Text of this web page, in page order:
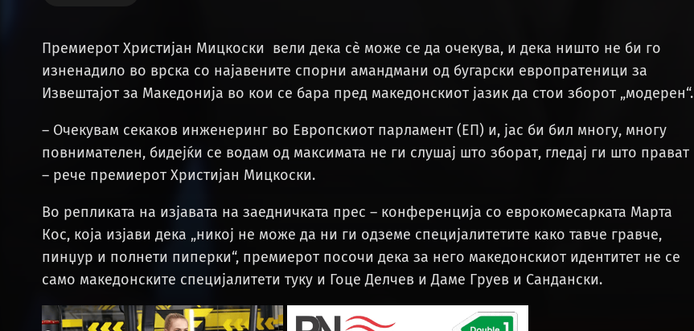
Премиерот Христијан Мицкоски вели дека сè може се да очекува, и дека ништо не би го
изненадило во врска со најавените спорни амандмани од бугарски европратеници за
Извештајот за Македонија во кои се бара пред македонскиот јазик да стои зборот „модерен“.
– Очекувам секаков инженеринг во Европскиот парламент (ЕП) и, јас би бил многу, многу
повнимателен, бидејќи се водам од максимата не ги слушај што зборат, гледај ги што прават
– рече премиерот Христијан Мицкоски.
Во репликата на изјавата на заедничката прес – конференција со еврокомесарката Марта
Кос, која изјави дека „никој не може да ни ги одземе специјалитетите како тавче гравче,
пинџур и полнети пиперки“, премиерот посочи дека за него македонскиот идентитет не се
само македонските специјалитети туку и Гоце Делчев и Даме Груев и Сандански.